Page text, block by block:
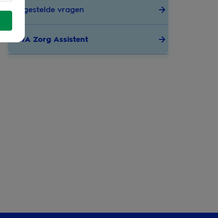
Veelgestelde vragen
OHRA Zorg Assistent